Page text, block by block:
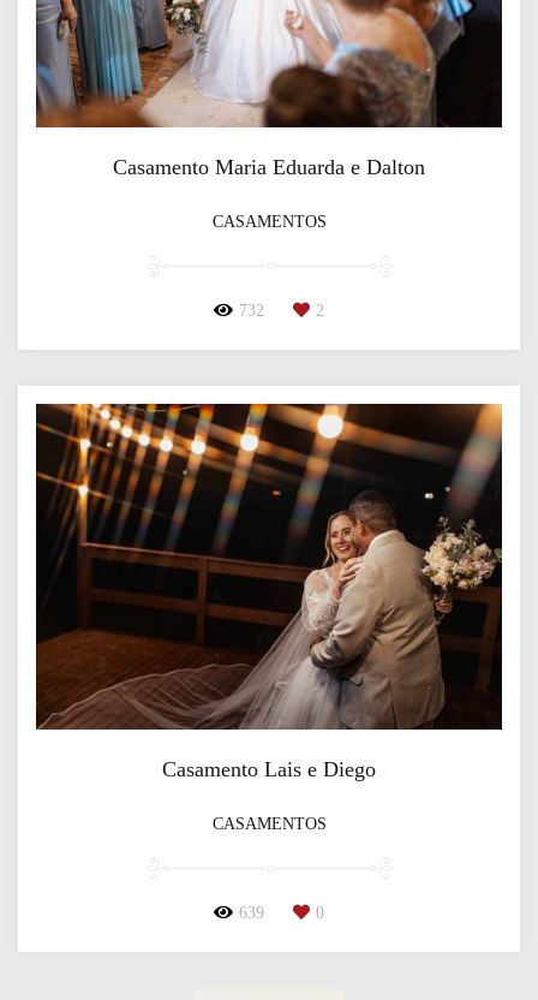
Casamento Maria Eduarda e Dalton
CASAMENTOS
732 2
Casamento Lais e Diego
CASAMENTOS
639 0